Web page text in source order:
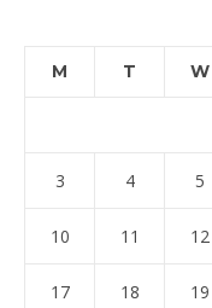
M T W
3 4 5
10 11 12
17 18 19